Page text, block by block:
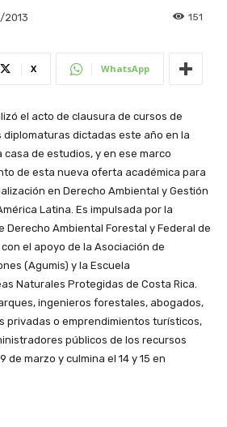
2013 151
X WhatsApp
el acto de clausura de cursos de
diplomaturas dictadas este año en la
casa de estudios, y en ese marco
de esta nueva oferta académica para
en Derecho Ambiental y Gestión
Latina. Es impulsada por la
Ambiental Forestal y Federal de
con el apoyo de la Asociación de
(Agumis) y la Escuela
Naturales Protegidas de Costa Rica.
ingenieros forestales, abogados,
privadas o emprendimientos turísticos,
públicos de los recursos
de marzo y culmina el 14 y 15 en